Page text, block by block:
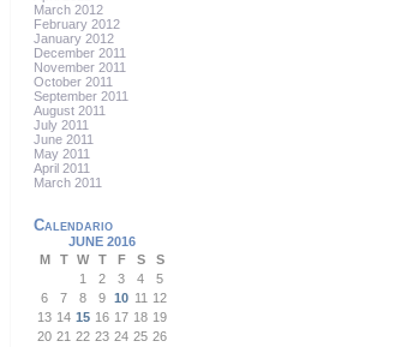
March 2012
February 2012
January 2012
December 2011
November 2011
October 2011
September 2011
August 2011
July 2011
June 2011
May 2011
April 2011
March 2011
Calendario
JUNE 2016
M
T W T F S
S
1
2 3 4
5
6
7 8 9 10 11 12
13 14 15 16 17 18 19
20 21 22 23 24 25 26